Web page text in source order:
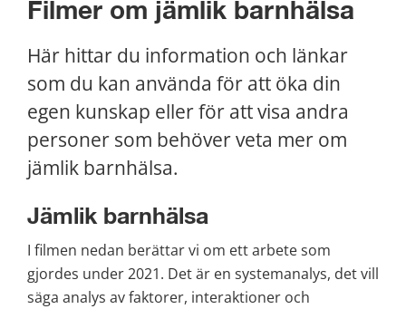
Filmer om jämlik barnhälsa
Här hittar du information och länkar
som du kan använda för att öka din
egen kunskap eller för att visa andra
personer som behöver veta mer om
jämlik barnhälsa.
Jämlik barnhälsa
I filmen nedan berättar vi om ett arbete som
gjordes under 2021. Det är en systemanalys, det vill
säga analys av faktorer, interaktioner och